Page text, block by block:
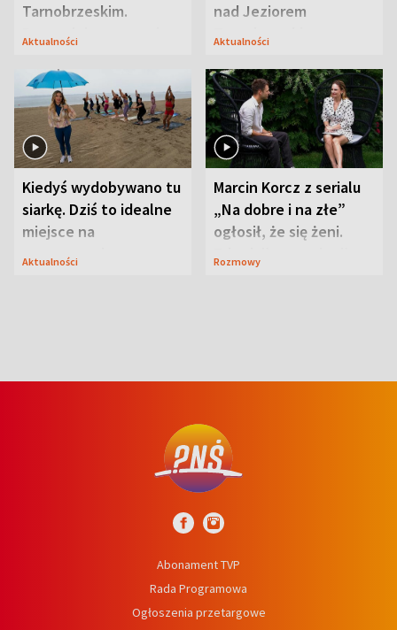
Tarnobrzeskim.
Przyrodnicy zwracają
Aktualności
nad Jeziorem
Tarnobrzeskim
Aktualności
Kiedyś wydobywano tu
siarkę. Dziś to idealne
miejsce na
wypoczynek
Aktualności
Marcin Korcz z serialu
„Na dobre i na złe”
ogłosił, że się żeni.
Zdradził, co zmienił
Rozmowy
Abonament TVP
Rada Programowa
Ogłoszenia przetargowe